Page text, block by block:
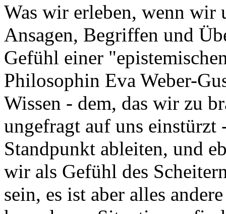
Was wir erleben, wenn wir
Ansagen, Begriffen und
Gefühl einer
Philosophin Eva Weber-
Wissen - dem, das wir zu
ungefragt auf uns einstürzt
Standpunkt ableiten, und
wir als Gefühl des
sein, es ist aber alles